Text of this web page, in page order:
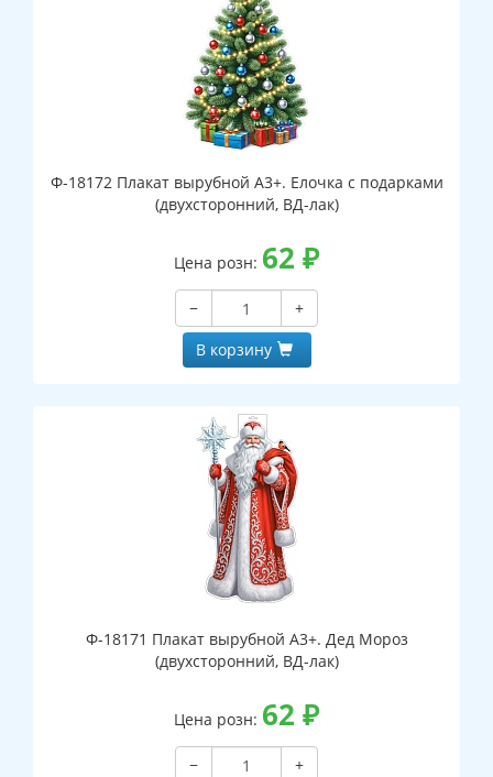
Ф-18172 Плакат вырубной А3+. Елочка с подарками
(двухсторонний, ВД-лак)
Цена розн: 62 ₽
−
+
В корзину
Ф-18171 Плакат вырубной А3+. Дед Мороз
(двухсторонний, ВД-лак)
Цена розн: 62 ₽
−
+